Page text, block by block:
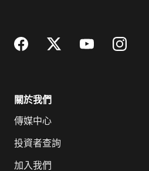
關於我們
傳媒中心
投資者查詢
加入我們